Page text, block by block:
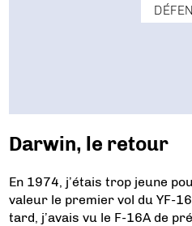
Darwin, le retour
En 1974, j’étais trop jeune
valeur le premier vol du YF-
tard, j’avais vu le F-16A de